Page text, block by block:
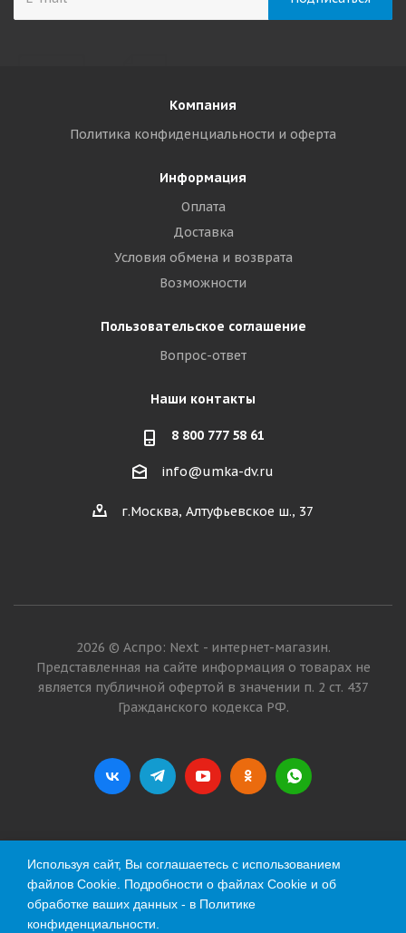
Компания
Политика конфиденциальности и оферта
Информация
Оплата
Доставка
Условия обмена и возврата
Возможности
Пользовательское соглашение
Вопрос-ответ
Наши контакты
8 800 777 58 61
info@umka-dv.ru
г.Москва, Алтуфьевское ш., 37
2026 © Аспро: Next - интернет-магазин.
Представленная на сайте информация о товарах не
является публичной офертой в значении п. 2 ст. 437
Гражданского кодекса РФ.
Используя сайт, Вы соглашаетесь с использованием
файлов Cookie. Подробности о файлах Cookie и об
обработке ваших данных - в Политике
конфиденциальности.